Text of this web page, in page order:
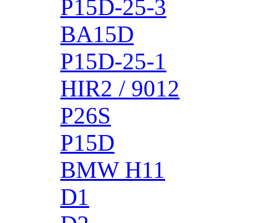
P15D-25-3
BA15D
P15D-25-1
HIR2 / 9012
P26S
P15D
BMW H11
D1